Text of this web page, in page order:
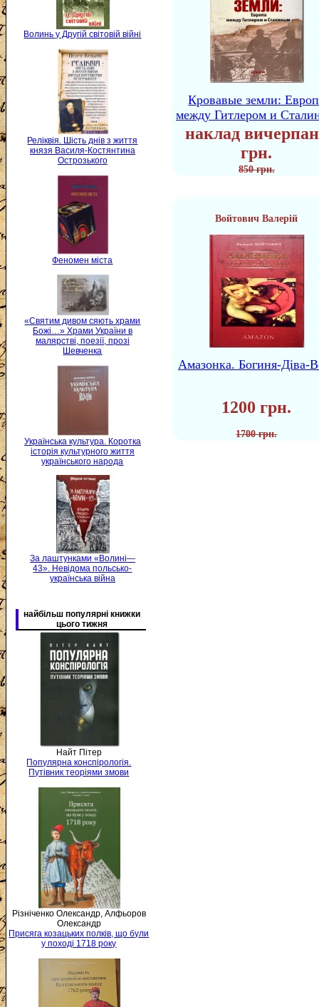
Волинь у Другій світовій війні
Реліквія. Шість днів з життя
князя Василя-Костянтина
Острозького
Феномен міста
«Святим дивом сяють храми
Божі…» Храми України в
малярстві, поезії, прозі
Шевченка
Українська культура. Коротка
історія культурного життя
українського народа
За лаштунками «Волині—
43». Невідома польсько-
українська війна
найбільш популярні книжки
цього тижня
Найт Пітер
Популярна конспірологія.
Путівник теоріями змови
Різніченко Олександр, Алфьоров
Олександр
Присяга козацьких полків, що були
у поході 1718 року
Кровавые земли:
между Гитлером и
наклад
грн.
850 грн.
Войтович Валерій
Амазонка. Богиня-Діва-
1200 грн.
1700 грн.